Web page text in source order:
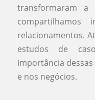
transformaram a
compartilhamos
relacionamentos.
estudos de
importância
e nos negócios.